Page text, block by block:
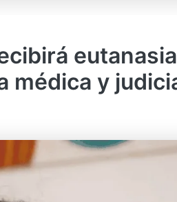
médica y